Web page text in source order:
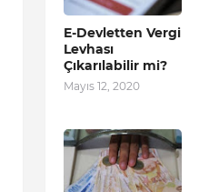
E-Devletten Vergi
Levhası
Çıkarılabilir mi?
Mayıs 12, 2020